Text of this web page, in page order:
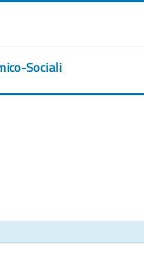
Sociali